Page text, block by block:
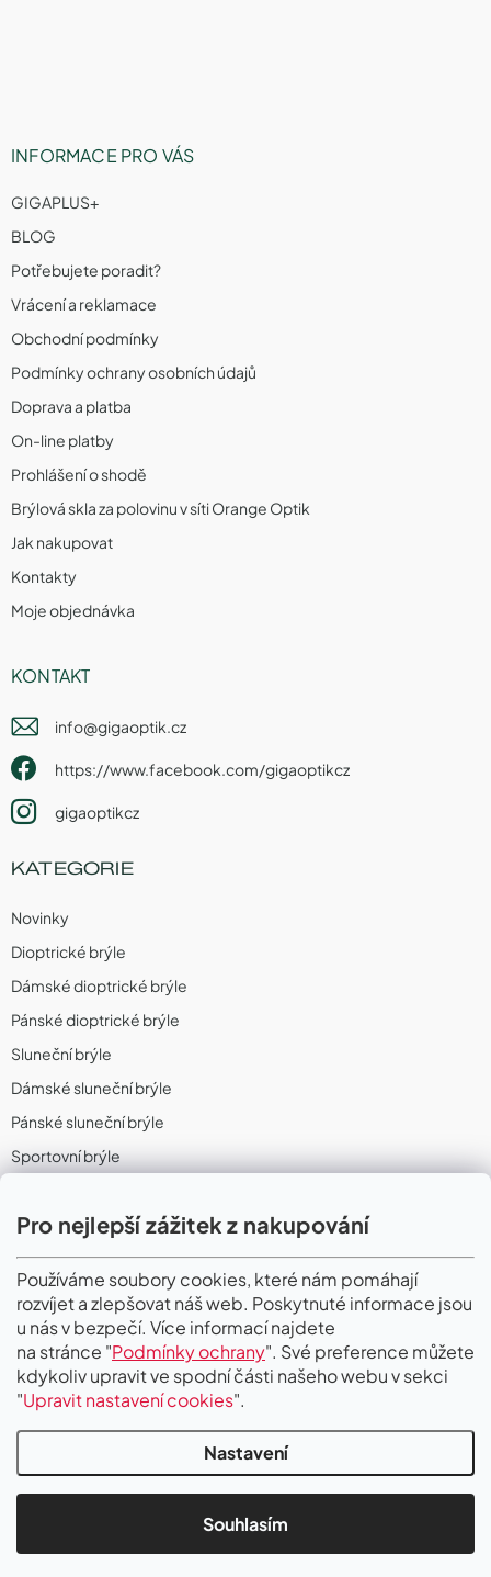
Pro nejlepší zážitek z nakupování
Používáme soubory cookies, které nám pomáhají
rozvíjet a zlepšovat náš web. Poskytnuté informace jsou
u nás v bezpečí. Více informací najdete
na stránce "Podmínky ochrany". Své preference můžete
kdykoliv upravit ve spodní části našeho webu v sekci
"Upravit nastavení cookies".
Nastavení
Souhlasím
INFORMACE PRO VÁS
GIGAPLUS+
BLOG
Potřebujete poradit?
Vrácení a reklamace
Obchodní podmínky
Podmínky ochrany osobních údajů
Doprava a platba
On-line platby
Prohlášení o shodě
Brýlová skla za polovinu v síti Orange Optik
Jak nakupovat
Kontakty
Moje objednávka
KONTAKT
info@gigaoptik.cz
https://www.facebook.com/gigaoptikcz
gigaoptikcz
KATEGORIE
Novinky
Dioptrické brýle
Dámské dioptrické brýle
Pánské dioptrické brýle
Sluneční brýle
Dámské sluneční brýle
Pánské sluneční brýle
Sportovní brýle
Sportovní dioptrické brýle
II. Jakost
PŘIJÍMÁME ONLINE PLATBY
Copyright 2026Gigaoptik. Všechna práva vyhrazena.Upravit nastavení
cookies